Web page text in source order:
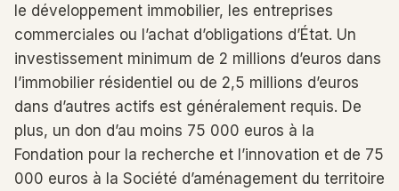
le développement immobilier, les entreprises
commerciales ou l’achat d’obligations d’État. Un
investissement minimum de 2 millions d’euros dans
l’immobilier résidentiel ou de 2,5 millions d’euros
dans d’autres actifs est généralement requis. De
plus, un don d’au moins 75 000 euros à la
Fondation pour la recherche et l’innovation et de 75
000 euros à la Société d’aménagement du territoire